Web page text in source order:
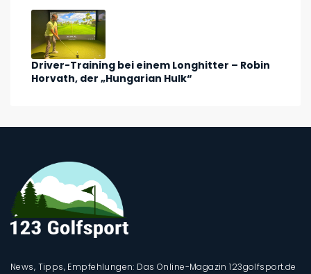
Driver-Training bei einem Longhitter – Robin
Horvath, der „Hungarian Hulk“
News, Tipps, Empfehlungen: Das Online-Magazin 123golfsport.de